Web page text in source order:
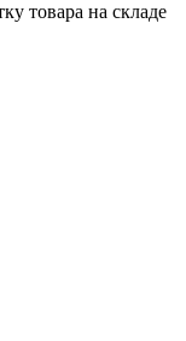
товара на складе